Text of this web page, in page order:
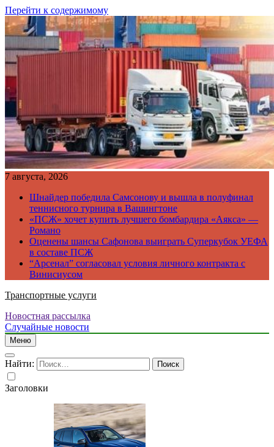
Перейти к содержимому
7 августа, 2026
Шнайдер победила Самсонову и вышла в полуфинал
теннисного турнира в Вашингтоне
«ПСЖ» хочет купить лучшего бомбардира «Аякса» —
Романо
Оценены шансы Сафонова выиграть Суперкубок УЕФА
в составе ПСЖ
“Арсенал” согласовал условия личного контракта с
Винисиусом
Транспортные услуги
Новостная рассылка
Случайные новости
Меню
Найти:
Заголовки